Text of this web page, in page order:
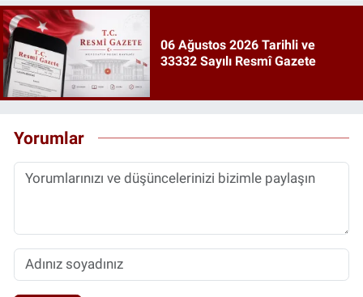
06 Ağustos 2026 Tarihli ve
33332 Sayılı Resmî Gazete
Yorumlar